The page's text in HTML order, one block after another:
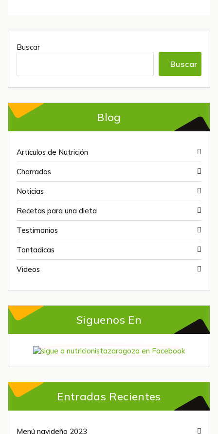
Buscar
Buscar
Blog
Artículos de Nutrición
Charradas
Noticias
Recetas para una dieta
Testimonios
Tontadicas
Videos
Siguenos En
Entradas Recientes
Menú navideño 2023